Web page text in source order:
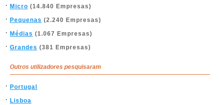
Micro (14.840 Empresas)
Pequenas (2.240 Empresas)
Médias (1.067 Empresas)
Grandes (381 Empresas)
Outros utilizadores pesquisaram
Portugal
Lisboa